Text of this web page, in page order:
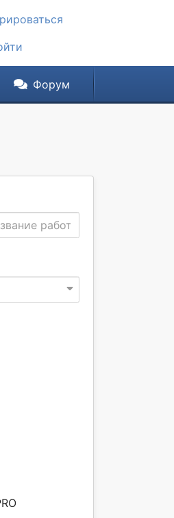
Форум
работы